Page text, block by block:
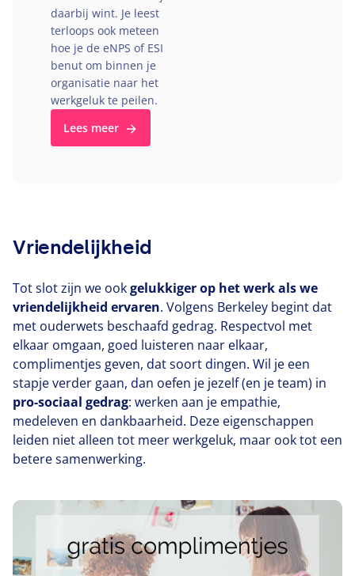
daarbij wint. Je leest
terloops ook meteen
hoe je de eNPS of ESI
benut om binnen je
organisatie naar het
werkgeluk te peilen.
Lees meer
Vriendelijkheid
Tot slot zijn we ookgelukkiger op het werk als we
vriendelijkheid ervaren. Volgens Berkeley begint dat
met ouderwets beschaafd gedrag. Respectvol met
elkaar omgaan, goed luisteren naar elkaar,
complimentjes geven, dat soort dingen. Wil je een
stapje verder gaan, dan oefen je jezelf (en je team) in
pro-sociaal gedrag: werken aan je empathie,
medeleven en dankbaarheid. Deze eigenschappen
leiden niet alleen tot meer werkgeluk, maar ook tot een
betere samenwerking.